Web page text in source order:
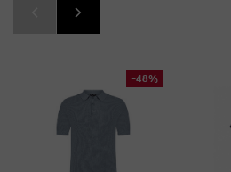
-48%